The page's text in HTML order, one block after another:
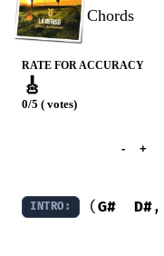
Chords
RATE FOR ACCURACY
🎸
0/5 ( votes)
- +
INTRO: (G# D#,